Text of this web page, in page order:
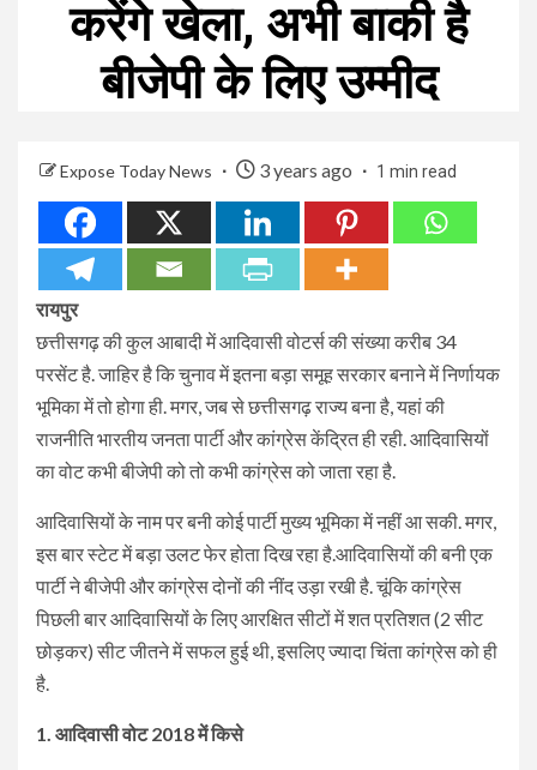
करेंगे खेला, अभी बाकी है
बीजेपी के लिए उम्मीद
Expose Today News 3 years ago 1 min read
रायपुर
छत्तीसगढ़ की कुल आबादी में आदिवासी वोटर्स की संख्या करीब 34
परसेंट है. जाहिर है कि चुनाव में इतना बड़ा समूह सरकार बनाने में निर्णायक
भूमिका में तो होगा ही. मगर, जब से छत्तीसगढ़ राज्य बना है, यहां की
राजनीति भारतीय जनता पार्टी और कांग्रेस केंद्रित ही रही. आदिवासियों
का वोट कभी बीजेपी को तो कभी कांग्रेस को जाता रहा है.
आदिवासियों के नाम पर बनी कोई पार्टी मुख्य भूमिका में नहीं आ सकी. मगर,
इस बार स्टेट में बड़ा उलट फेर होता दिख रहा है.आदिवासियों की बनी एक
पार्टी ने बीजेपी और कांग्रेस दोनों की नींद उड़ा रखी है. चूंकि कांग्रेस
पिछली बार आदिवासियों के लिए आरक्षित सीटों में शत प्रतिशत (2 सीट
छोड़कर) सीट जीतने में सफल हुई थी, इसलिए ज्यादा चिंता कांग्रेस को ही
है.
1. आदिवासी वोट 2018 में किसे